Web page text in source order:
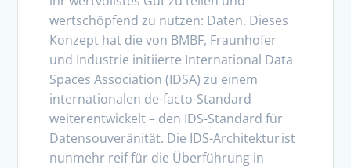
wertschöpfend zu nutzen: Daten. Dieses
Konzept hat die von BMBF, Fraunhofer
und Industrie initiierte International Data
Spaces Association (IDSA) zu einem
internationalen de-facto-Standard
weiterentwickelt – den IDS-Standard für
Datensouveränität. Die IDS-Architektur ist
nunmehr reif für die Überführung in